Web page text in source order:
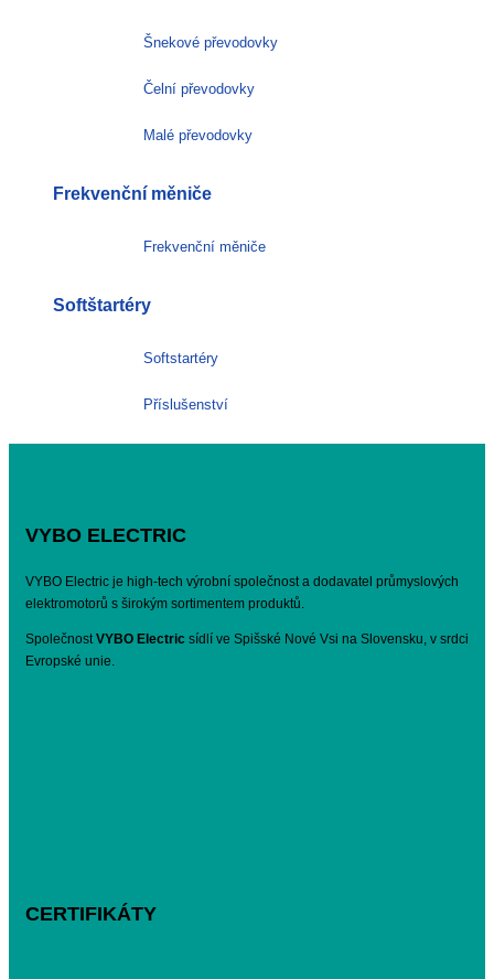
Šnekové převodovky
Čelní převodovky
Malé převodovky
Frekvenční měniče
Frekvenční měniče
Softštartéry
Softstartéry
Příslušenství
VYBO ELECTRIC
VYBO Electric je high-tech výrobní společnost a dodavatel průmyslových
elektromotorů s širokým sortimentem produktů.
SpolečnostVYBO Electric sídlí ve Spišské Nové Vsi na Slovensku, v srdci
Evropské unie.
CERTIFIKÁTY